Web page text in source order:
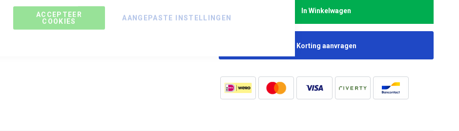
ACCEPTEER
COOKIES
AANGEPASTE INSTELLINGEN
In Winkelwagen
Korting aanvragen